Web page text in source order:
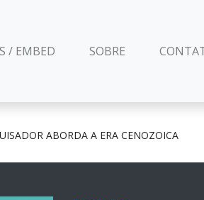
/ EMBED SOBRE
ABORDA A ERA CENOZOICA